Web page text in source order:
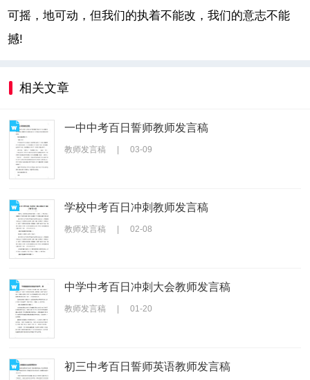
可摇，地可动，但我们的执着不能改，我们的意志不能
撼!
相关文章
一中中考百日誓师教师发言稿
教师发言稿 | 03-09
学校中考百日冲刺教师发言稿
教师发言稿 | 02-08
中学中考百日冲刺大会教师发言稿
教师发言稿 | 01-20
初三中考百日誓师英语教师发言稿